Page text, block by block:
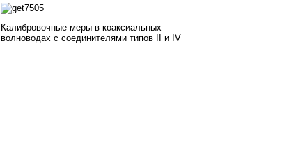
Калибровочные меры в коаксиальных
волноводах с соединителями типов II и IV